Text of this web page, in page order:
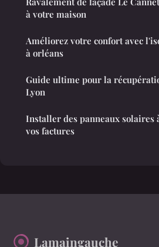
à votre maison
Améliorez votre confort avec
à orléans
Guide ultime pour la
Lyon
Installer des panneaux solaires
vos factures
Lamaingauche